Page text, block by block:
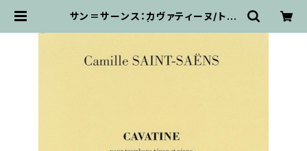
サン＝サーンス：カヴァティーヌ/トロ